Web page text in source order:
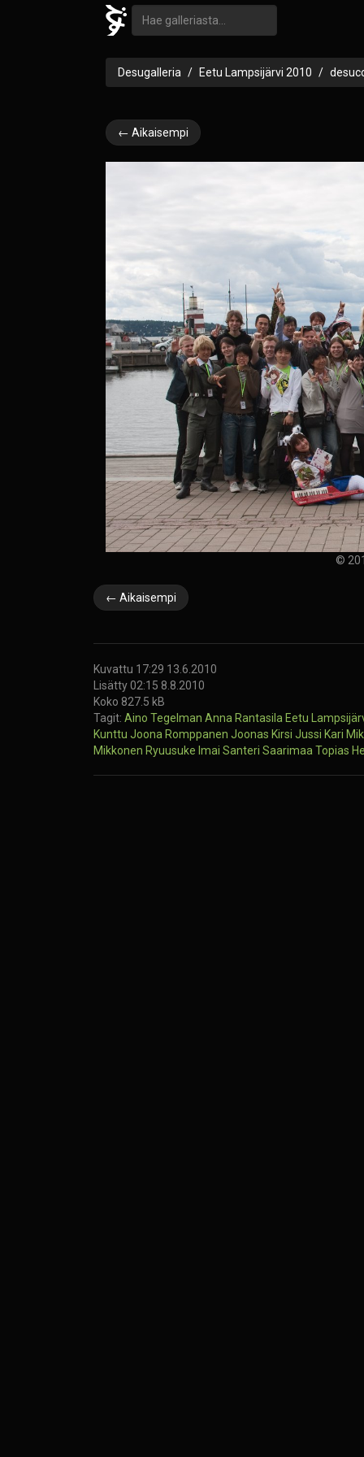
Desugalleria Eetu Lampsijärvi 2010
← Aikaisempi
©
← Aikaisempi
Kuvattu 17:29 13.6.2010
Lisätty 02:15 8.8.2010
Koko 827.5 kB
Tagit: Aino Tegelman Anna Rantasila Eetu
Kunttu Joona Romppanen Joonas Kirsi Jussi Kari
Mikkonen Ryuusuke Imai Santeri Saarimaa Topias